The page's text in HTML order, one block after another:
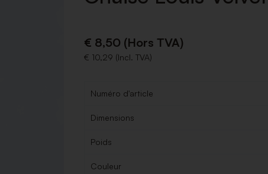
€ 8,50 (Hors TVA)
€ 10,29 (Incl. TVA)
Numéro d'article
Dimensions
Poids
Couleur